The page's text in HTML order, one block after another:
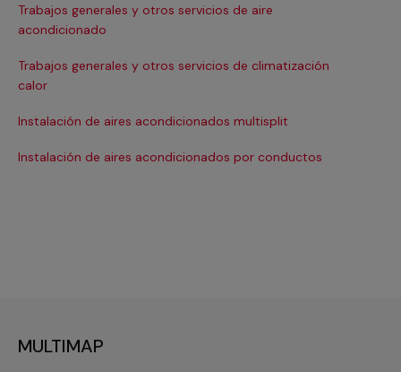
Trabajos generales y otros servicios de aire
acondicionado
Trabajos generales y otros servicios de climatización
calor
Instalación de aires acondicionados multisplit
Instalación de aires acondicionados por conductos
MULTIMAP